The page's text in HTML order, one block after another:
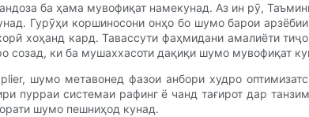
ба ҳама мувофиқат намекунад. Аз ин рӯ,
Гурӯҳи коршиносони онҳо бо шумо барои
хоҳанд кард. Тавассути фаҳмидани амалиёти
созад, ки ба мушаххасоти дақиқи шумо мувофиқат
шумо метавонед фазои анбори худро
пурраи системаи рафинг ё чанд тағирот дар
шумо пешниҳод кунад.